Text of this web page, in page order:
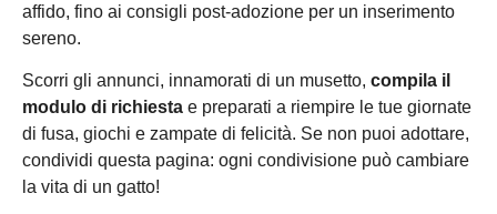
affido, fino ai consigli post-adozione per un inserimento
sereno.
Scorri gli annunci, innamorati di un musetto, compila il
modulo di richiesta e preparati a riempire le tue giornate
di fusa, giochi e zampate di felicità. Se non puoi adottare,
condividi questa pagina: ogni condivisione può cambiare
la vita di un gatto!